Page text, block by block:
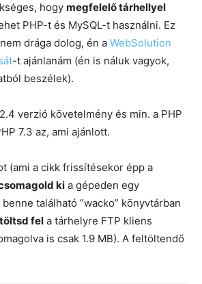
hogy megfelelő tárhellyel
PHP-t és MySQL-t használni. Ez
drága dolog, én a WebSolution
-t ajánlanám (én is náluk vagyok,
beszélek).
verzió követelmény és min. a PHP
7.3 az, ami ajánlott.
(ami a cikk frissítésekor épp a
ki a gépeden egy
található “wacko” könyvtárban
töltsd fel a tárhelyre FTP kliens
is csak 1.9 MB). A feltöltendő